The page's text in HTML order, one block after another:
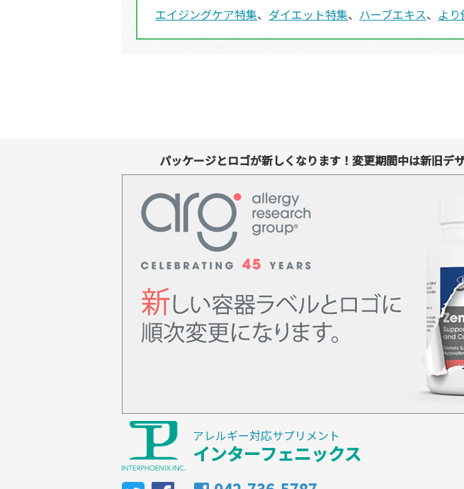
エイジングケア特集、 ダイエット特集、 ハーブエキス、 よ
パッケージとロゴが新しくなります！変更期間中は新旧デ
アレルギー対応サプリメント
インターフェニックス